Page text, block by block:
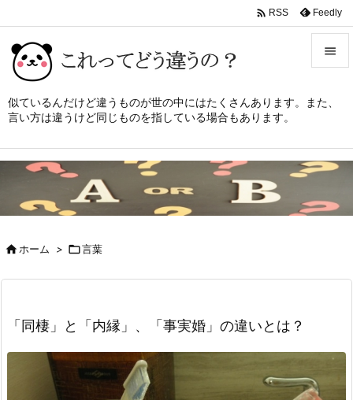
似ているんだけど違うものが世の中にはたくさんあります。また、
言い方は違うけど同じものを指している場合もあります。

メニュ


 RSS Feedly
ホーム > 言葉
「同棲」と「内縁」、「事実婚」の違いとは？